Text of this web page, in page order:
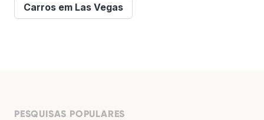
Carros em Las Vegas
PESQUISAS POPULARES